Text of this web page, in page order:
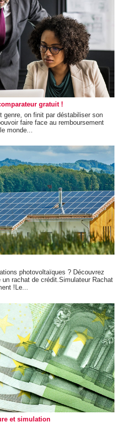
gratuit !
genre, on finit par déstabiliser son
faire face au remboursement
monde...
photovoltaïques ? Découvrez
rachat de crédit.Simulateur Rachat
!Le...
et simulation